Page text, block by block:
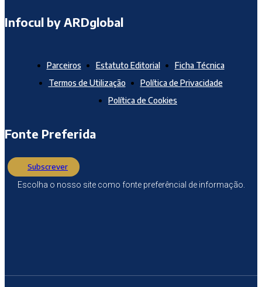
Infocul by ARDglobal
Parceiros Estatuto Editorial
Ficha Técnica
Termos de Utilização
Política de Privacidade
Política de Cookies
Fonte Preferida
Subscrever
Escolha o nosso site como fonte preferêncial de informação.